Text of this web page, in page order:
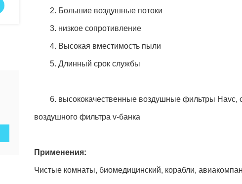
2. Большие воздушные потоки
3. низкое сопротивление
4. Высокая вместимость пыли
5. Длинный срок службы
6. высококачественные воздушные фильтры Havc,
воздушного фильтра v-банка
Применения:
Чистые комнаты, биомедицинский, корабли,